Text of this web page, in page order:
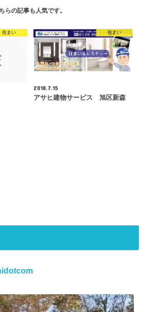
らの記事も人気です。
住まい 住まい
2018.7.15
アサヒ建物サービス 旭区新森